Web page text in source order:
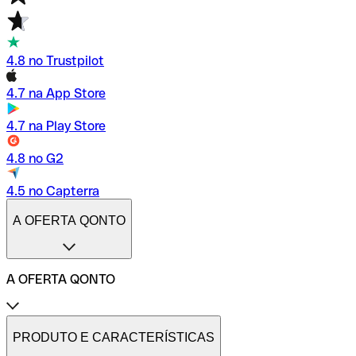
4.8 no Trustpilot
4.7 na App Store
4.7 na Play Store
4.8 no G2
4.5 no Capterra
A OFERTA QONTO
A OFERTA QONTO
Tarifas
Conta profissional online
PRODUTO E CARACTERÍSTICAS